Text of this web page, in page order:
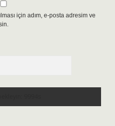
için adım, e-posta adresim ve